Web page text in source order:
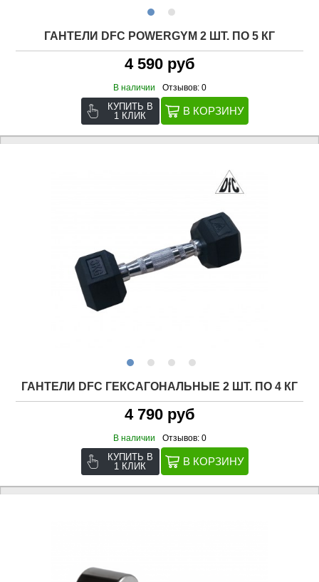
ГАНТЕЛИ DFC POWERGYM 2 ШТ. ПО 5 КГ
4 590 руб
В наличии Отзывов: 0
КУПИТЬ В
1 КЛИК
ГАНТЕЛИ DFC ГЕКСАГОНАЛЬНЫЕ 2 ШТ. ПО 4 КГ
4 790 руб
В наличии Отзывов: 0
КУПИТЬ В
1 КЛИК